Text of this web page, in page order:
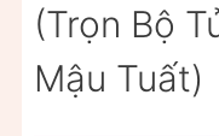
(Trọn Bộ
Mậu Tuất)